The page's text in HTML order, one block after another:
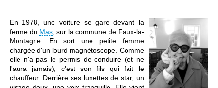
En 1978, une voiture se gare devant la
ferme du Mas, sur la commune de Faux-la-
Montagne. En sort une petite femme
chargée d'un lourd magnétoscope. Comme
elle n'a pas le permis de conduire (et ne
l'aura jamais), c'est son fils qui fait le
chauffeur. Derrière ses lunettes de star, un